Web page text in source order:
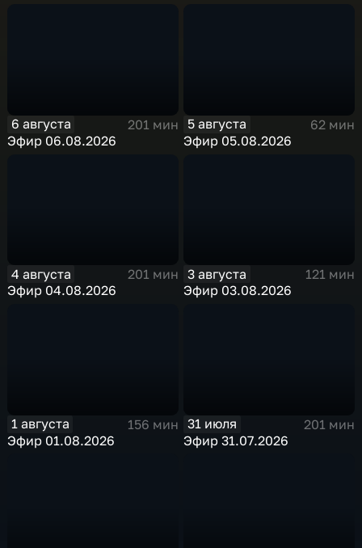
6 августа
201 мин
Эфир 06.08.2026
5 августа
62 мин
Эфир 05.08.2026
4 августа
201 мин
Эфир 04.08.2026
3 августа
121 мин
Эфир 03.08.2026
1 августа
156 мин
Эфир 01.08.2026
31 июля
201 мин
Эфир 31.07.2026